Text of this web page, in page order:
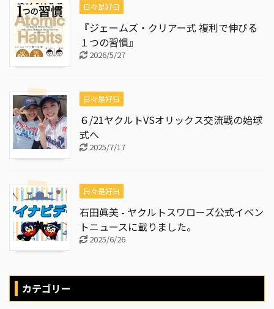
日々是好日
『ジェームズ・クリアー式 複利で伸びる
１つの習慣』
2026/5/27
日々是好日
６/21ヤクルトVSオリックス交流戦の始球
式へ
2025/7/17
日々是好日
石田眞美 - ヤクルトスワローズ公式イベン
トニュースに載りました。
2025/6/26
カテゴリー